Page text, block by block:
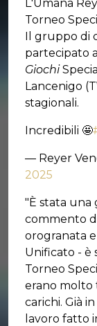
L'Umana
Torneo
Il gruppo di
partecipato
Giochi
Lancenigo
stagionali.
Incredibili 🤩
— Reyer
2025
"È stata una
commento
orogranata
Unificato - è
Torneo
erano molto
carichi. Già
lavoro fatto